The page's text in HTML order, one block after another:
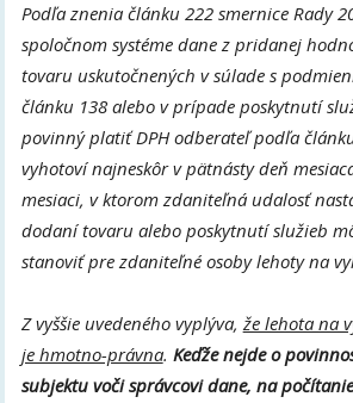
Podľa znenia článku 222 smernice Rady
spoločnom systéme dane z pridanej
tovaru uskutočnených v súlade s
článku 138 alebo v prípade poskytnutí
povinný platiť DPH odberateľ podľa
vyhotoví najneskôr v pätnásty deň
mesiaci, v ktorom zdaniteľná udalosť
dodaní tovaru alebo poskytnutí služieb
stanoviť pre zdaniteľné osoby lehoty na
Z vyššie uvedeného vyplýva,že lehota na
je hmotno-právna. Keďže nejde o
subjektu voči správcovi dane, na